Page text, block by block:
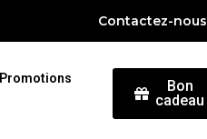
Contactez-nous
Promotions
Bon
cadeau